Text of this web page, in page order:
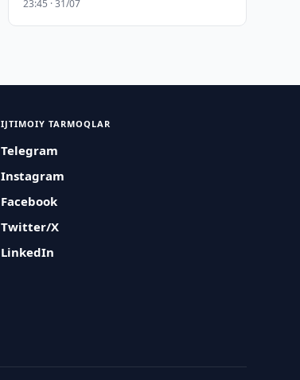
23:45 · 31/07
IJTIMOIY TARMOQLAR
Telegram
Instagram
Facebook
Twitter/X
LinkedIn